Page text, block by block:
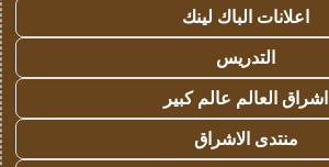
اعلانات الباك لينك
التدريس
اشراق العالم عالم كبير
منتدى الاشراق